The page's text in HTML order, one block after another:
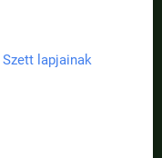
Szett lapjainak